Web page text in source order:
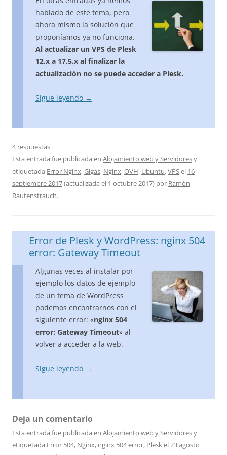
hablado de este tema, pero
ahora mismo la solución que
proponíamos ya no funciona.
Al actualizar un VPS de Plesk
12.x a 17.5.x al finalizar la
actualización no se puede acceder a Plesk.
Sigue leyendo →
4 respuestas
Esta entrada fue publicada en Alojamiento web y Servidoresy
etiquetada Error Nginx,Gigas, Nginx,OVH, Ubuntu,VPSel 16
septiembre 2017(actualizada el 1 octubre 2017) por Ramón
Rautenstrauch.
Error de Plesk y WordPress: nginx 504
error: Gateway Timeout
Algunas veces al instalar por
ejemplo los datos de ejemplo
de un tema de WordPress
podemos encontrarnos con el
siguiente error: «nginx 504
error: Gateway Timeout» al
volver a acceder a la web.
Sigue leyendo →
Deja un comentario
Esta entrada fue publicada en Alojamiento web y Servidoresy
etiquetada Error 504, Nginx, nginx 504 error, Plesk el 23 agosto